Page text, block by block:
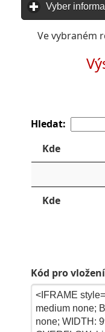
Vyber
Ve vybraném
Hledat:
Kde
Kde
Kód pro